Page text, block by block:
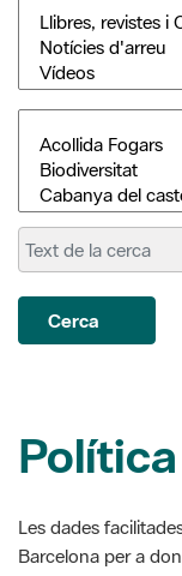
Cerca
Les dades
Barcelona per a